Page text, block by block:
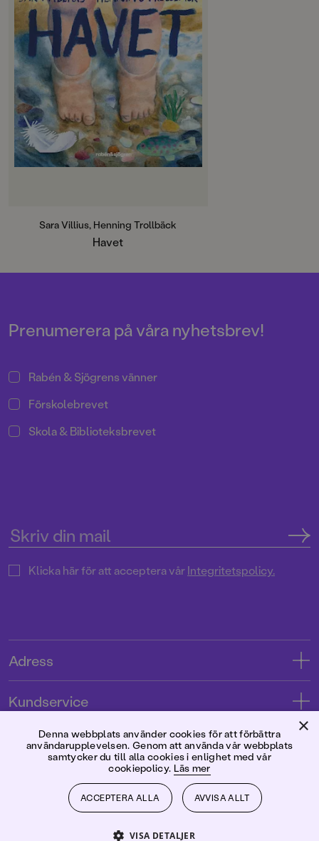
Ett regn
Ett ägg och solSen havetHavet är en
bok om naturens rytm och tiden
som går, morgonregnet, stranden
och att vila i skuggan. Världen är
stor, men också väldigt nära.Sara
Villius och Henning Trollbäck har
skapat en stämningsfull pekbok
utöver det vanliga, med få ord och
vackra bilder. I stadig kartong för
de allra yngsta läsarna.
Sara Villius, Henning Trollbäck
Havet
Prenumerera på våra nyhetsbrev!
Rabén & Sjögrens vänner
Förskolebrevet
Skola & Biblioteksbrevet
Klicka här för att acceptera vårIntegritetspolicy.
Adress
Tryckerigatan 4
Org.nr: 556045-7748
Kundservice
Kontakta oss
Kundservice
Användarvillkor intressenter
Användarvillkor nyhetsbrev
Förlaget
Jobba hos oss
Rabén & Sjögren
×
Denna webbplats använder cookies för att förbättra
användarupplevelsen. Genom att använda vår webbplats
samtycker du till alla cookies i enlighet med vår
cookiepolicy. Läs mer
ACCEPTERA ALLA AVVISA ALLT
VISA DETALJER